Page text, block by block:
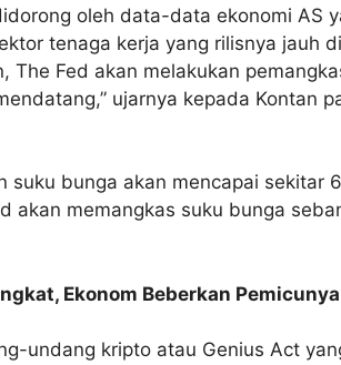
oleh data-data ekonomi AS
tenaga kerja yang rilisnya jauh
The Fed akan melakukan
ujarnya kepada Kontan
suku bunga akan mencapai sekitar
akan memangkas suku bunga
Ekonom Beberkan Pemicunya
undang kripto atau Genius Act